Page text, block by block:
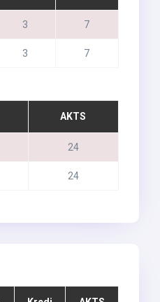
3 7
3 7
AKTS
24
24